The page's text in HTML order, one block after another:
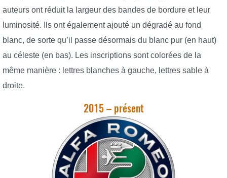
auteurs ont réduit la largeur des bandes de bordure et leur
luminosité. Ils ont également ajouté un dégradé au fond
blanc, de sorte qu’il passe désormais du blanc pur (en haut)
au céleste (en bas). Les inscriptions sont colorées de la
même manière : lettres blanches à gauche, lettres sable à
droite.
2015 – présent